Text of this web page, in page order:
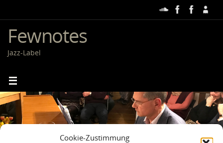
Cookie-Zustimmung
Fewnotes
Jazz-Label